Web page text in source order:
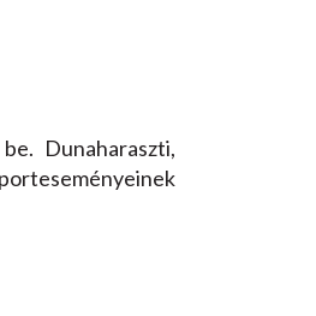
Dunaharaszti,